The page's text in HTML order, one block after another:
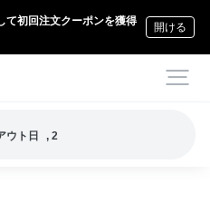
て初回注文クーポンを獲得
開ける
ウト日 , 2